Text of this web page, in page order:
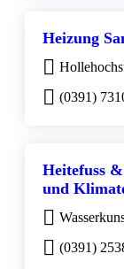
Heizung
(0391)
Heitefuss
und
(0391)